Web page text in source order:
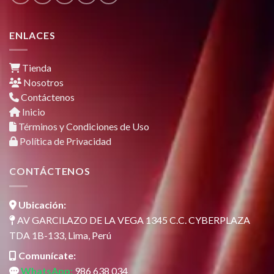
ENLACES
Tienda
Nosotros
Contáctenos
Inicio
Términos y Condiciones de Uso
Política de Privacidad
CONTÁCTENOS
Ubicación:
AV GARCILAZO DE LA VEGA 1345 C.C. CYBERPLAZA
TDA 1B-133, Lima, Perú
Comunícate:
WhatsApp: 986 638 034